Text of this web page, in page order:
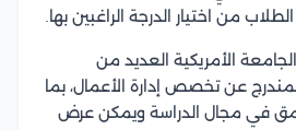
من اختيار الدرجة الراغبين بها.
الأمريكية العديد من
عن تخصص إدارة الأعمال، بما
في مجال الدراسة ويمكن عرض